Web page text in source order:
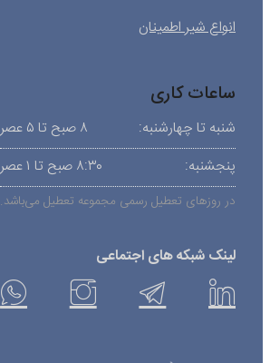
انواع شیر اطمینان
ساعات کاری
شنبه تا چهارشنبه:
۸ صبح تا ۵ عصر
پنجشنبه:
۸:۳۰ صبح تا ۱ عصر
در روزهای تعطیل رسمی مجموعه تعطیل می‌باشد.
لینک شبکه های اجتماعی